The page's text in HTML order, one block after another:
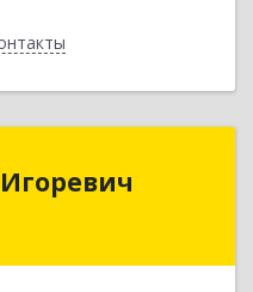
г. Радужный, 1 мкн.,